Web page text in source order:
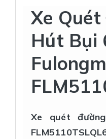
Xe
Hút Bụi
Xe quét